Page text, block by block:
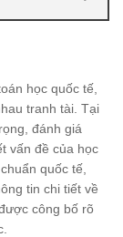
học quốc tế,
tranh tài. Tại
đánh giá
vấn đề của học
quốc tế,
tin chi tiết về
công bố rõ